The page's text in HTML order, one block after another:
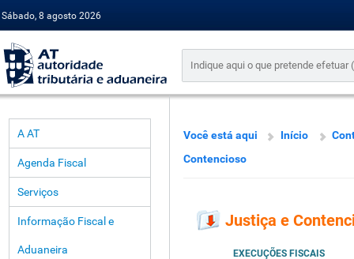
Sábado, 8 agosto 2026
A AT
Agenda Fiscal
Serviços
Informação Fiscal e
Aduaneira
Você está aqui Início
Contencioso
Justiça e
EXECUÇÕES FISCAIS